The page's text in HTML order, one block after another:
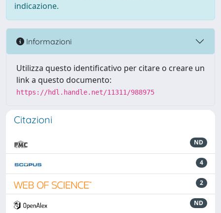
indicazione.
Informazioni
Utilizza questo identificativo per citare o creare un
link a questo documento:
https://hdl.handle.net/11311/988975
Citazioni
ND
4
2
ND